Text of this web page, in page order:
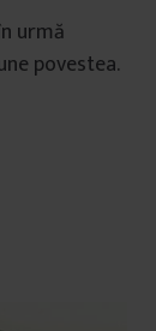
urmă
povestea.